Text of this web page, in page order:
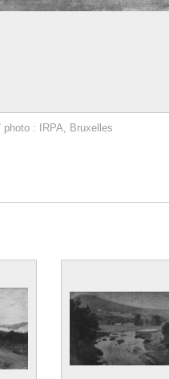
: IRPA, Bruxelles